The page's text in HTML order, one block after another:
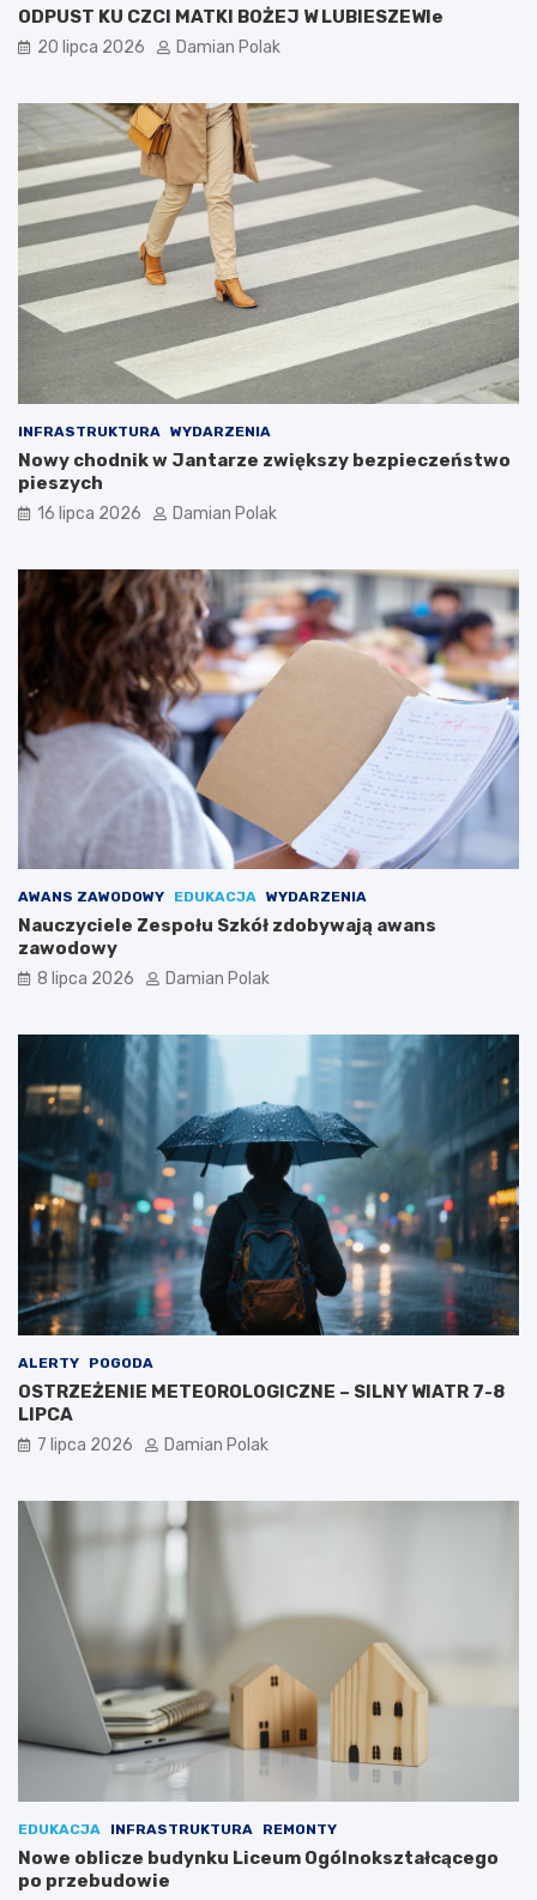
ODPUST KU CZCI MATKI BOŻEJ W LUBIESZEWIe
20 lipca 2026 Damian Polak
INFRASTRUKTURA WYDARZENIA
Nowy chodnik w Jantarze zwiększy bezpieczeństwo
pieszych
16 lipca 2026 Damian Polak
AWANS ZAWODOWY EDUKACJA WYDARZENIA
Nauczyciele Zespołu Szkół zdobywają awans
zawodowy
8 lipca 2026 Damian Polak
ALERTY POGODA
OSTRZEŻENIE METEOROLOGICZNE – SILNY WIATR 7-8
LIPCA
7 lipca 2026 Damian Polak
EDUKACJA INFRASTRUKTURA REMONTY
Nowe oblicze budynku Liceum Ogólnokształcącego
po przebudowie